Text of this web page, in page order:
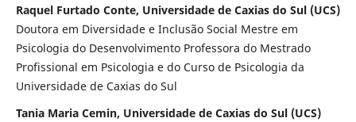
Raquel Furtado Conte, Universidade de Caxias do Sul (UCS)
Doutora em Diversidade e Inclusão Social Mestre em
Psicologia do Desenvolvimento Professora do Mestrado
Profissional em Psicologia e do Curso de Psicologia da
Universidade de Caxias do Sul
Tania Maria Cemin, Universidade de Caxias do Sul (UCS)